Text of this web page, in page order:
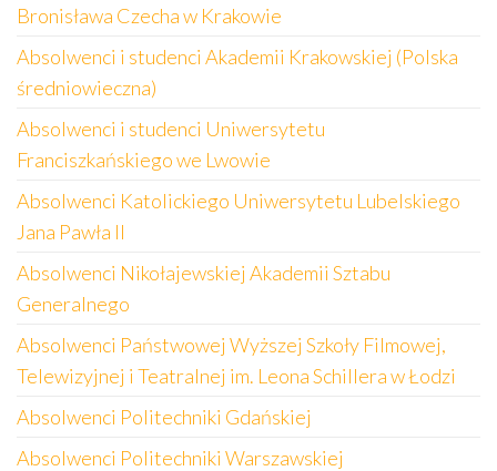
Bronisława Czecha w Krakowie
Absolwenci i studenci Akademii Krakowskiej (Polska
średniowieczna)
Absolwenci i studenci Uniwersytetu
Franciszkańskiego we Lwowie
Absolwenci Katolickiego Uniwersytetu Lubelskiego
Jana Pawła II
Absolwenci Nikołajewskiej Akademii Sztabu
Generalnego
Absolwenci Państwowej Wyższej Szkoły Filmowej,
Telewizyjnej i Teatralnej im. Leona Schillera w Łodzi
Absolwenci Politechniki Gdańskiej
Absolwenci Politechniki Warszawskiej